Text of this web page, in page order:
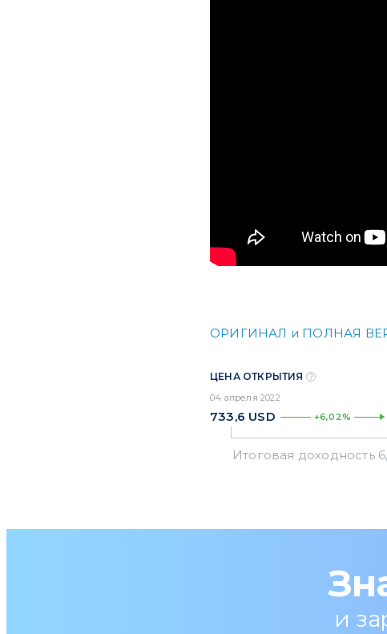
ОРИГИНАЛ и ПОЛНАЯ
ЦЕНА ОТКРЫТИЯ
04 апреля 2022
733,6 USD +6,02%
и